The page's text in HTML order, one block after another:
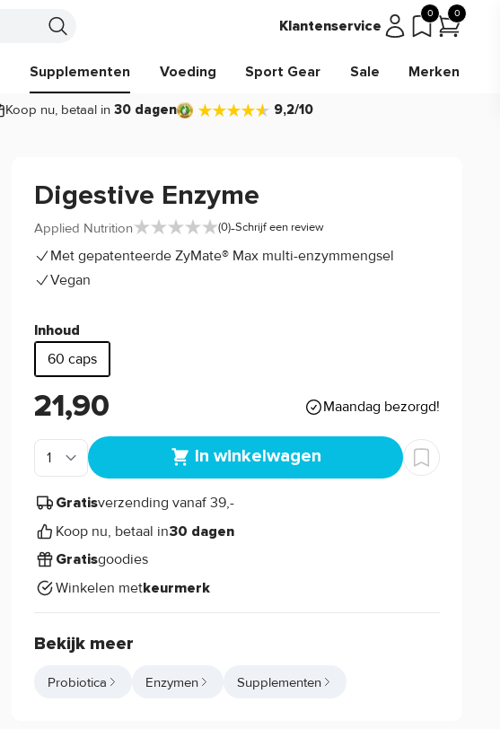
Klantenservice
0 0
Supplementen Voeding Sport Gear Sale Merken
Koop nu, betaal in 30 dagen 9,2/10
Digestive Enzyme
Applied Nutrition (0)-Schrijf een review
Met gepatenteerde ZyMate® Max multi-enzymmengsel
Vegan
Inhoud
60 caps
21,90 Maandag bezorgd!
In winkelwagen
Gratisverzending vanaf 39,-
Koop nu, betaal in30 dagen
Gratisgoodies
Winkelen metkeurmerk
Bekijk meer
Probiotica Enzymen Supplementen